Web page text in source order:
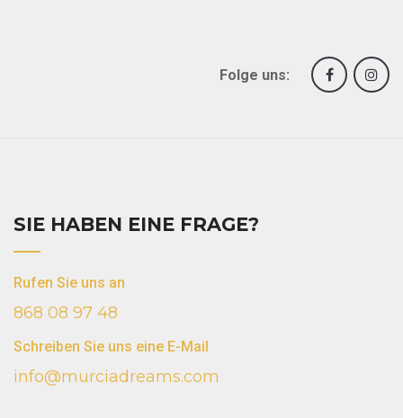
Folge uns:
SIE HABEN EINE FRAGE?
Rufen Sie uns an
868 08 97 48
Schreiben Sie uns eine E-Mail
info@murciadreams.com